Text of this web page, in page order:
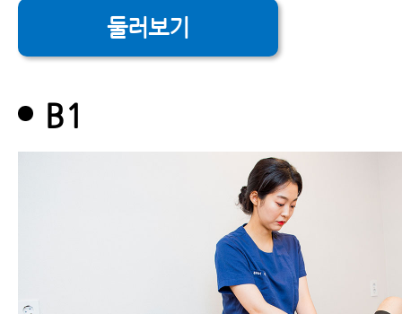
둘러보기
B1